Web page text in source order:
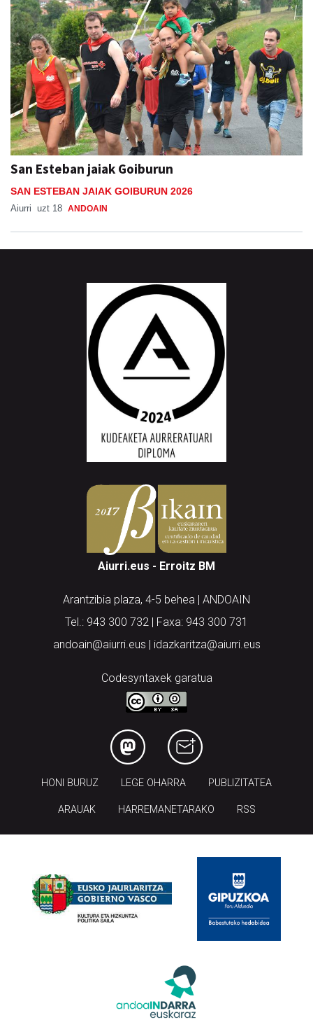
San Esteban jaiak Goiburun
SAN ESTEBAN JAIAK GOIBURUN 2026
Aiurri uzt 18 ANDOAIN
Aiurri.eus - Erroitz BM
Arantzibia plaza, 4-5 behea | ANDOAIN
Tel.: 943 300 732 | Faxa: 943 300 731
andoain@aiurri.eus | idazkaritza@aiurri.eus
Codesyntaxek garatua
HONI BURUZ LEGE OHARRA PUBLIZITATEA
ARAUAK HARREMANETARAKO RSS